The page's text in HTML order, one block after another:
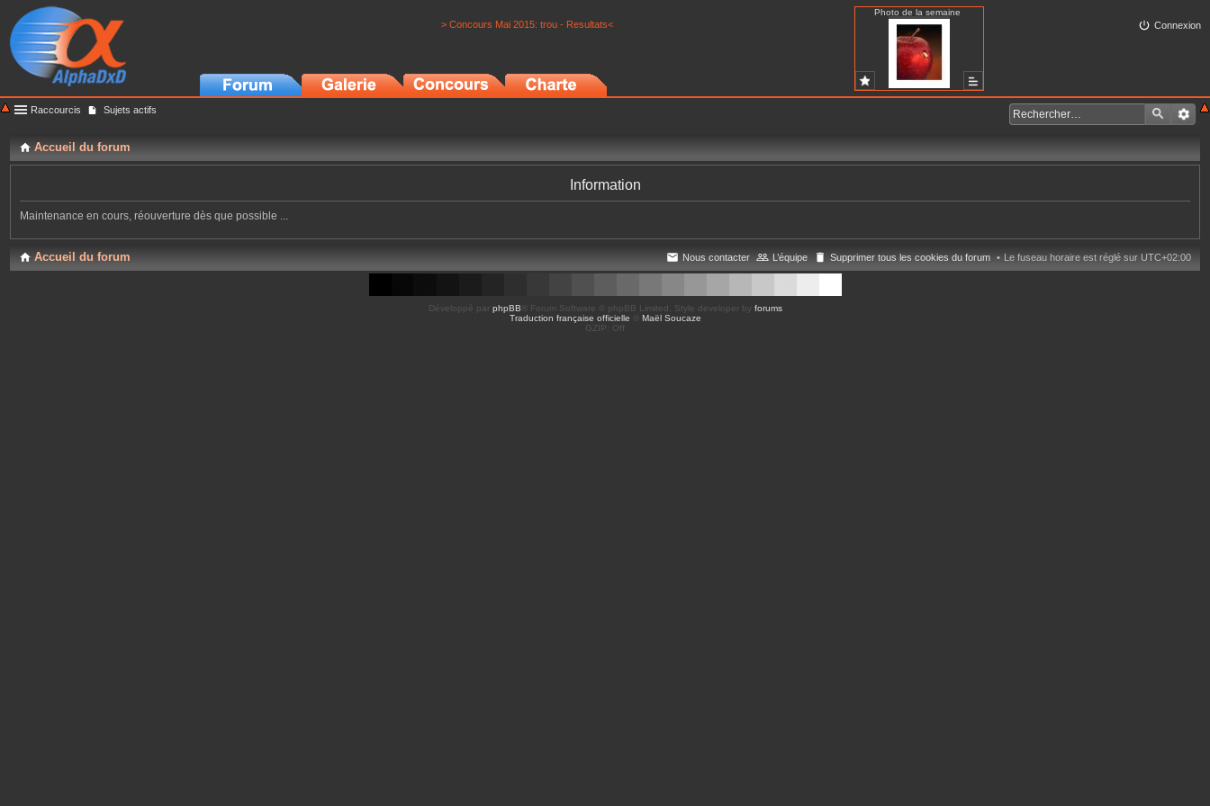
> Concours Mai 2015: trou - Resultats<
Photo de la semaine
Connexion
Raccourcis Sujets actifs
Accueil du forum
Information
Maintenance en cours, réouverture dès que possible ...
Accueil du forum Le fuseau horaire est réglé sur UTC+02:00
Supprimer tous les cookies du forum
L’équipe
Nous contacter
Développé par phpBB ® Forum Software © phpBB Limited , Style developer by forums
Traduction française officielle
Maël Soucaze
GZIP: Off